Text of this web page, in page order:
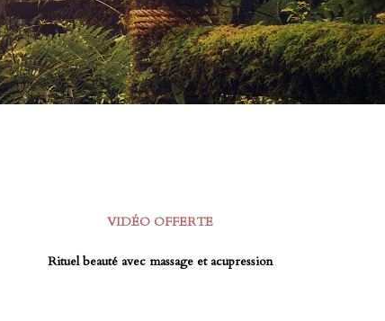
VIDÉO OFFERTE
Rituel beauté avec massage et acupression